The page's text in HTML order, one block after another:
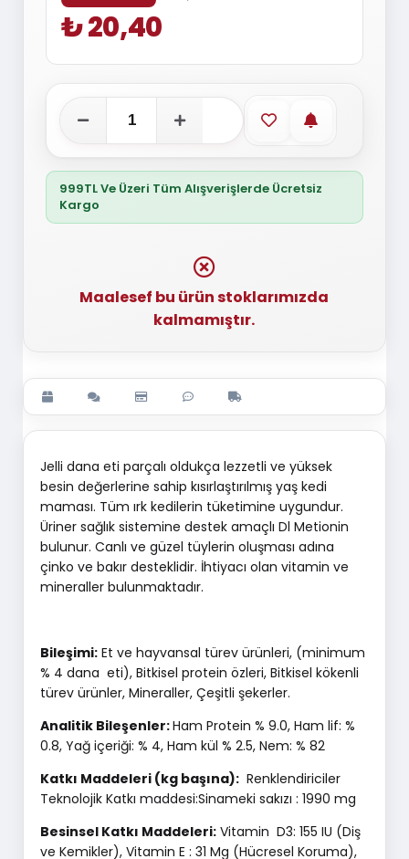
₺ 20,40
Favorilere ekle
Stoğa
999TL Ve Üzeri Tüm Alışverişlerde Ücretsiz
Kargo
Maalesef bu ürün stoklarımızda
kalmamıştır.
Jelli dana eti parçalı oldukça lezzetli ve yüksek
besin değerlerine sahip kısırlaştırılmış yaş kedi
maması. Tüm ırk kedilerin tüketimine uygundur.
Üriner sağlık sistemine destek amaçlı Dl Metionin
bulunur. Canlı ve güzel tüylerin oluşması adına
çinko ve bakır desteklidir. İhtiyacı olan vitamin ve
mineraller bulunmaktadır.
Bileşimi:Et ve hayvansal türev ürünleri, (minimum
% 4 dana eti), Bitkisel protein özleri, Bitkisel kökenli
türev ürünler, Mineraller, Çeşitli şekerler.
Analitik Bileşenler:Ham Protein % 9.0, Ham lif: %
0.8, Yağ içeriği: % 4, Ham kül % 2.5, Nem: % 82
Katkı Maddeleri (kg başına):Renklendiriciler
Teknolojik Katkı maddesi:Sinameki sakızı : 1990 mg
Besinsel Katkı Maddeleri:Vitamin D3: 155 IU (Diş
ve Kemikler), Vitamin E : 31 Mg (Hücresel Koruma),